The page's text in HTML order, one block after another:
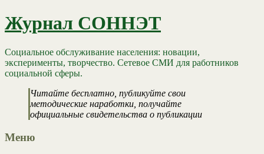
Журнал СОННЭТ
Социальное обслуживание населения: новации,
эксперименты, творчество. Сетевое СМИ для работников
социальной сферы.
Читайте бесплатно, публикуйте свои
методические наработки, получайте
официальные свидетельства о публикации
Меню